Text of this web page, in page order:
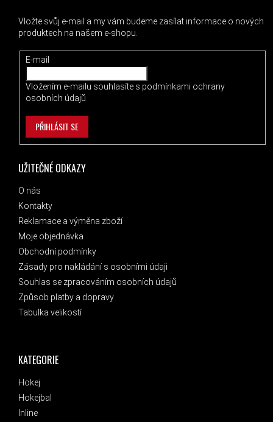
KATEGORIE
Hokej
Hokejbal
Inline
UŽITEČNÉ ODKAZY
O nás
Kontakty
Reklamace a výměna zboží
Moje objednávka
Obchodní podmínky
Zásady pro nakládání s osobními údaji
Souhlas se zpracováním osobních údajů
Způsob platby a dopravy
Tabulka velikostí
Vložte svůj e-mail a my vám budeme zasílat informace o nových
produktech na našem e-shopu.
E-mail
Vložením e-mailu souhlasíte s podmínkami ochrany
osobních údajů
PŘIHLÁSIT SE